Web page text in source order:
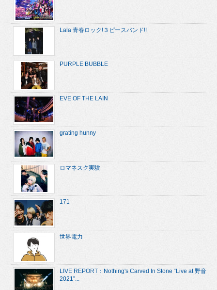
Lala 青春ロック!３ピースバンド!!
PURPLE BUBBLE
EVE OF THE LAIN
grating hunny
ロマネスク実験
171
世界電力
LIVE REPORT：Nothing's Carved In Stone “Live at 野音
2021”...